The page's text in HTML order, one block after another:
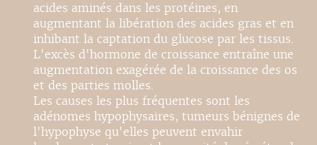
acides aminés dans les protéines, en
augmentant la libération des acides gras et en
inhibant la captation du glucose par les tissus.
L'excès d'hormone de croissance entraîne une
augmentation exagérée de la croissance des os
et des parties molles.
Les causes les plus fréquentes sont les
adénomes hypophysaires, tumeurs bénignes de
l'hypophyse qu'elles peuvent envahir